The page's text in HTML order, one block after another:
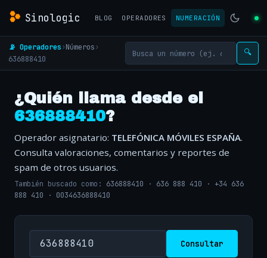
Sinologic BLOG OPERADORES NUMERACIÓN
📡 Operadores›Números›
636888410
🔍
¿Quién llama desde el
636888410?
Operador asignatario: TELEFÓNICA MÓVILES ESPAÑA.
Consulta valoraciones, comentarios y reportes de
spam de otros usuarios.
También buscado como: 636888410 · 636 888 410 · +34 636
888 410 · 0034636888410
Consultar